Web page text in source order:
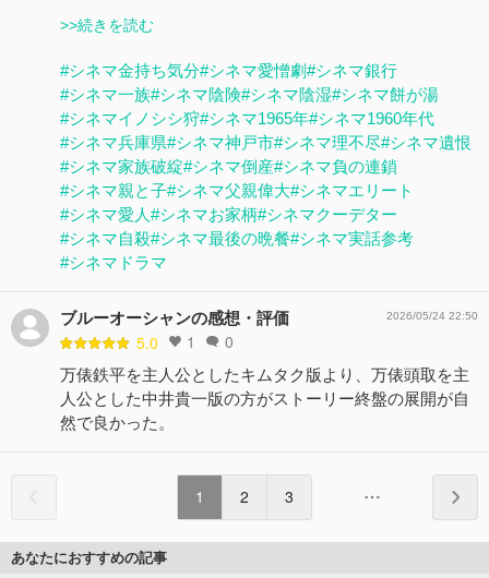
>>続きを読む
#シネマ金持ち気分#シネマ愛憎劇#シネマ銀行
#シネマ一族#シネマ陰険#シネマ陰湿#シネマ餅が湯
#シネマイノシシ狩#シネマ1965年#シネマ1960年代
#シネマ兵庫県#シネマ神戸市#シネマ理不尽#シネマ遺恨
#シネマ家族破綻#シネマ倒産#シネマ負の連鎖
#シネマ親と子#シネマ父親偉大#シネマエリート
#シネマ愛人#シネマお家柄#シネマクーデター
#シネマ自殺#シネマ最後の晩餐#シネマ実話参考
#シネマドラマ
ブルーオーシャンの感想・評価
5.0 1 0
2026/05/24 22:50
万俵鉄平を主人公としたキムタク版より、万俵頭取を主
人公とした中井貴一版の方がストーリー終盤の展開が自
然で良かった。
1 2 3
あなたにおすすめの記事